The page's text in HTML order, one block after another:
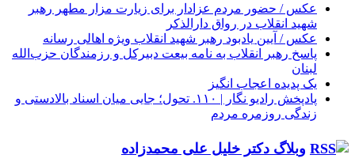
عکس / حضور مردم عزادار برای زیارت مزار مطهر رهبر
شهید انقلاب در رواق دارالذکر
عکس / آیین یادبود رهبر شهید انقلاب ویژه اهالی رسانه
پاسخ رهبر انقلاب به نامه بیعت دبیرکل و رزمندگان حزب‌الله
لبنان
یک پدیده اعجاب انگیز
پادپخش رادیو نگار | ۱۱۰. تحول؛ جایی میان اسناد بالادستی و
زندگی روزمره مردم
وبلاگ دکتر خلیل علی محمدزاده